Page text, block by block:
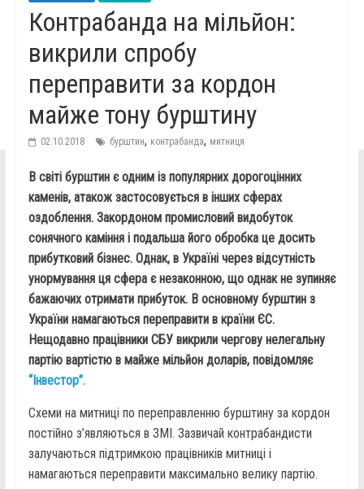
Контрабанда на мільйон:
викрили спробу
переправити за кордон
майже тону бурштину
02.10.2018 бурштин, контрабанда, митниця
В світі бурштин є одним із популярних дорогоцінних
каменів, атакож застосовується в інших сферах
оздоблення. Закордоном промисловий видобуток
сонячного каміння і подальша його обробка це досить
прибутковий бізнес. Однак, в Україні через відсутність
унормування ця сфера є незаконною, що однак не зупиняє
бажаючих отримати прибуток. В основному бурштин з
України намагаються переправити в країни ЄС.
Нещодавно працівники СБУ викрили чергову нелегальну
партію вартістю в майже мільйон доларів, повідомляє
“Інвестор”.
Схеми на митниці по переправленню бурштину за кордон
постійно з’являються в ЗМІ. Зазвичай контрабандисти
залучаються підтримкою працівників митниці і
намагаються переправити максимально велику партію.